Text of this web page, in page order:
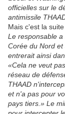
officielles sur le
antimissile
Mais c'est la
Le responsable a
Corée du Nord
entrerait ainsi
«Cela ne veut pas
réseau de
THAAD
et n'a pas pour
pays tiers.» Le